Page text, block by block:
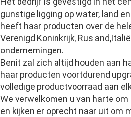
gunstige ligging op water, land
heeft haar producten over de
Verenigd Koninkrijk,
ondernemingen.
Benit zal zich altijd houden aan
haar producten voortdurend
volledige productvoorraad aan
We verwelkomen u van harte
en kijken er oprecht naar uit om